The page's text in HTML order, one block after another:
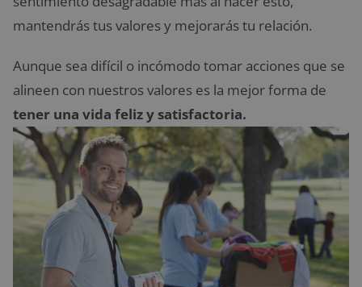
mantendrás tus valores y mejorarás tu relación.
Aunque sea difícil o incómodo tomar acciones que se
alineen con nuestros valores es la mejor forma de
tener una vida feliz y satisfactoria.